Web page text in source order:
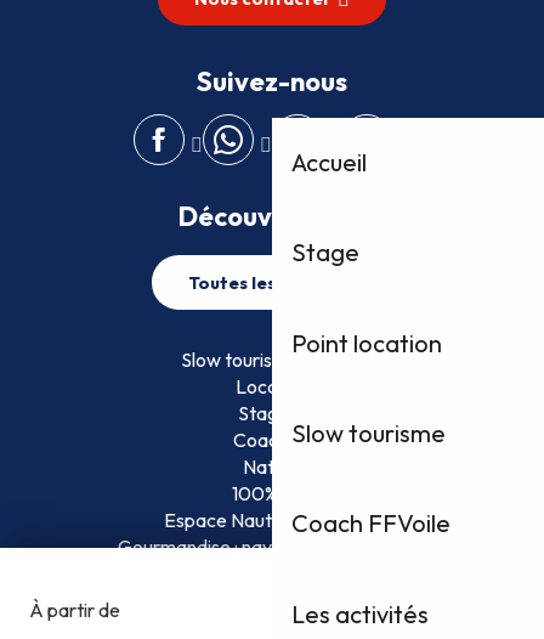
Accueil
Stage
Point location
Slow tourisme
Coach FFVoile
Les activités
Suivez-nous
Découvrez plus
Toutes les activités
Slow tourisme FFVoile
Location
Stage
Coaching
Nature
100% Fun
Espace Nautique Surveillé
Gourmandise : naviguez et savourez !